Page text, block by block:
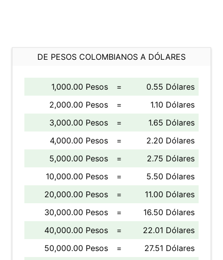
DE PESOS COLOMBIANOS A DÓLARES
1,000.00 Pesos =
0.55 Dólares
2,000.00 Pesos
=
1.10 Dólares
3,000.00 Pesos
=
1.65 Dólares
4,000.00 Pesos
=
2.20 Dólares
5,000.00 Pesos
=
2.75 Dólares
10,000.00 Pesos
=
5.50 Dólares
20,000.00 Pesos
=
11.00 Dólares
30,000.00 Pesos
=
16.50 Dólares
40,000.00 Pesos
=
22.01 Dólares
50,000.00 Pesos
= 27.51 Dólares